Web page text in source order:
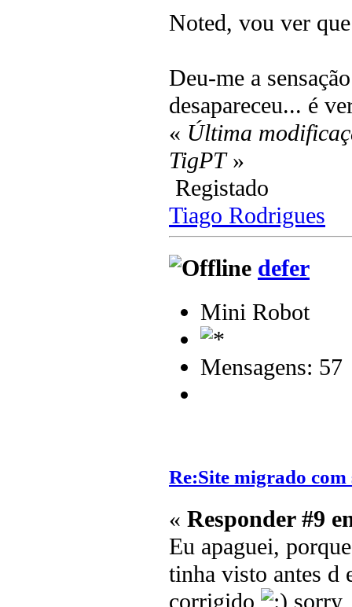
Noted, vou ver que
Deu-me a
desapareceu... é
« Última
TigPT»
Registado
Tiago Rodrigues
defer
Mini Robot
Mensagens: 57
Re:Site migrado com
« Responder #9
Eu apaguei,
tinha visto antes d
corrigido
sorry